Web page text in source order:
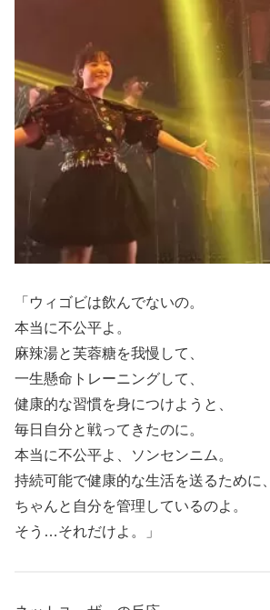
「ウィゴビは飲んでないの。
本当に不公平よ。
麻辣湯と芙蓉糖を我慢して、
一生懸命トレーニングして、
健康的な習慣を身につけようと、
毎日自分と戦ってきたのに。
本当に不公平よ、ソンセンニム。
持続可能で健康的な生活を送るために、
ちゃんと自分を管理しているのよ。
そう…それだけよ。」